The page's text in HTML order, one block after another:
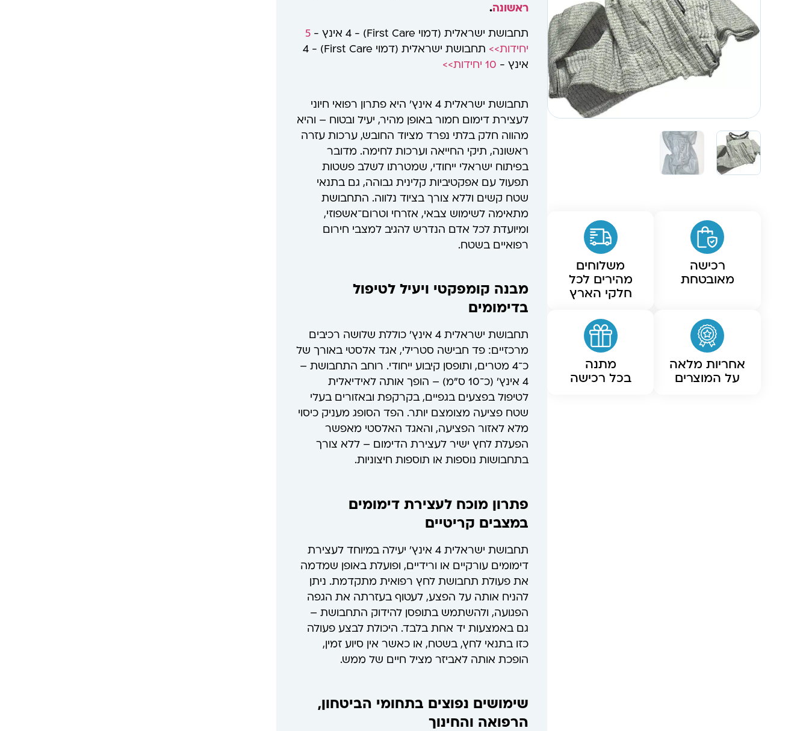
רכישה
מאובטחת
משלוחים
מהירים לכל
חלקי הארץ
אחריות מלאה
על המוצרים
מתנה
בכל רכישה
ראשונה.
תחבושת ישראלית (דמוי First Care) - 4 אינץ -
5
יחידות>>
תחבושת ישראלית (דמוי First Care) - 4
אינץ - 10 יחידות>>
תחבושת ישראלית 4 אינץ' היא פתרון רפואי חיוני
לעצירת דימום חמור באופן מהיר, יעיל ובטוח – והיא
מהווה חלק בלתי נפרד מציוד החובש, ערכות עזרה
ראשונה, תיקי החייאה וערכות לחימה. מדובר
בפיתוח ישראלי ייחודי, שמטרתו לשלב פשטות
תפעול עם אפקטיביות קלינית גבוהה, גם בתנאי
שטח קשים וללא צורך בציוד נלווה. התחבושת
מתאימה לשימוש צבאי, אזרחי וטרום־אשפוזי,
ומיועדת לכל אדם הנדרש להגיב למצבי חירום
רפואיים בשטח.
מבנה קומפקטי ויעיל לטיפול
בדימומים
תחבושת ישראלית 4 אינץ' כוללת שלושה רכיבים
מרכזיים: פד חבישה סטרילי, אגד אלסטי באורך של
כ־4 מטרים, ותופסן קיבוע ייחודי. רוחב התחבושת –
4 אינץ' (כ־10 ס"מ) – הופך אותה לאידיאלית
לטיפול בפצעים בגפיים, בקרקפת ובאזורים בעלי
שטח פציעה מצומצם יותר. הפד הסופג מעניק כיסוי
מלא לאזור הפציעה, והאגד האלסטי מאפשר
הפעלת לחץ ישיר לעצירת הדימום – ללא צורך
בתחבושות נוספות או תוספות חיצוניות.
פתרון מוכח לעצירת דימומים
במצבים קריטיים
תחבושת ישראלית 4 אינץ' יעילה במיוחד לעצירת
דימומים עורקיים או ורידיים, ופועלת באופן שמדמה
את פעולת תחבושת לחץ רפואית מתקדמת. ניתן
להניח אותה על הפצע, לעטוף בעזרתה את הגפה
הפגועה, ולהשתמש בתופסן להידוק התחבושת –
גם באמצעות יד אחת בלבד. היכולת לבצע פעולה
כזו בתנאי לחץ, בשטח, או כאשר אין סיוע זמין,
הופכת אותה לאביזר מציל חיים של ממש.
שימושים נפוצים בתחומי הביטחון,
הרפואה והחינוך